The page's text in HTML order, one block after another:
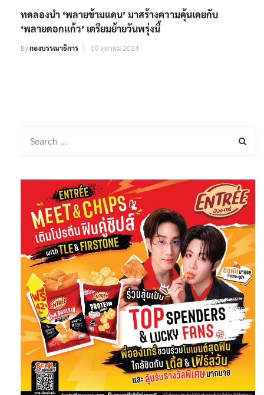
ทดลองนำ ‘พลายข้ามแดน’ มาสร้างความคุ้นเคยกับ
‘พลายดอกแก้ว’ เตรียมย้ายวันพรุ่งนี้
Byกองบรรณาธิการ 10 ตุลาคม 2024